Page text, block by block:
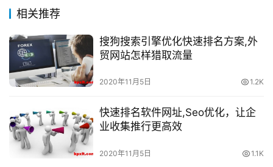
相关推荐
搜狗搜索引擎优化快速排名方案,外
贸网站怎样猎取流量
2020年11月5日 1.2K
快速排名软件网址,Seo优化，让企
业收集推行更高效
2020年11月5日 1.1K